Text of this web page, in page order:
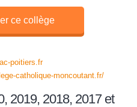
ce collège
poitiers.fr
catholique-moncoutant.fr/
2019, 2018, 2017 et